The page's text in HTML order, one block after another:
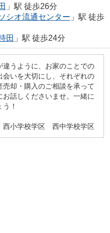
」駅 徒歩26分
シオ流通センター 」駅 徒歩
田 」駅 徒歩24分
うように、お家のことでの
いを大切にし、それぞれの
却・購入のご相談を承って
話しくださいませ。一緒に
！
小学校学区 西中学校学区